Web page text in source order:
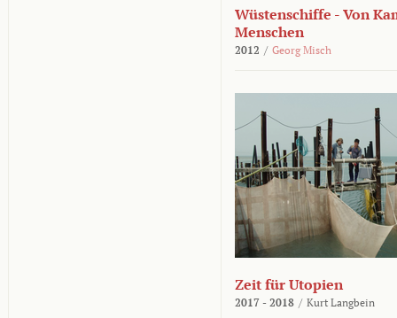
Wüstenschiffe - Von
Menschen
2012 / Georg Misch
Zeit für Utopien
2017 - 2018 / Kurt Langbein